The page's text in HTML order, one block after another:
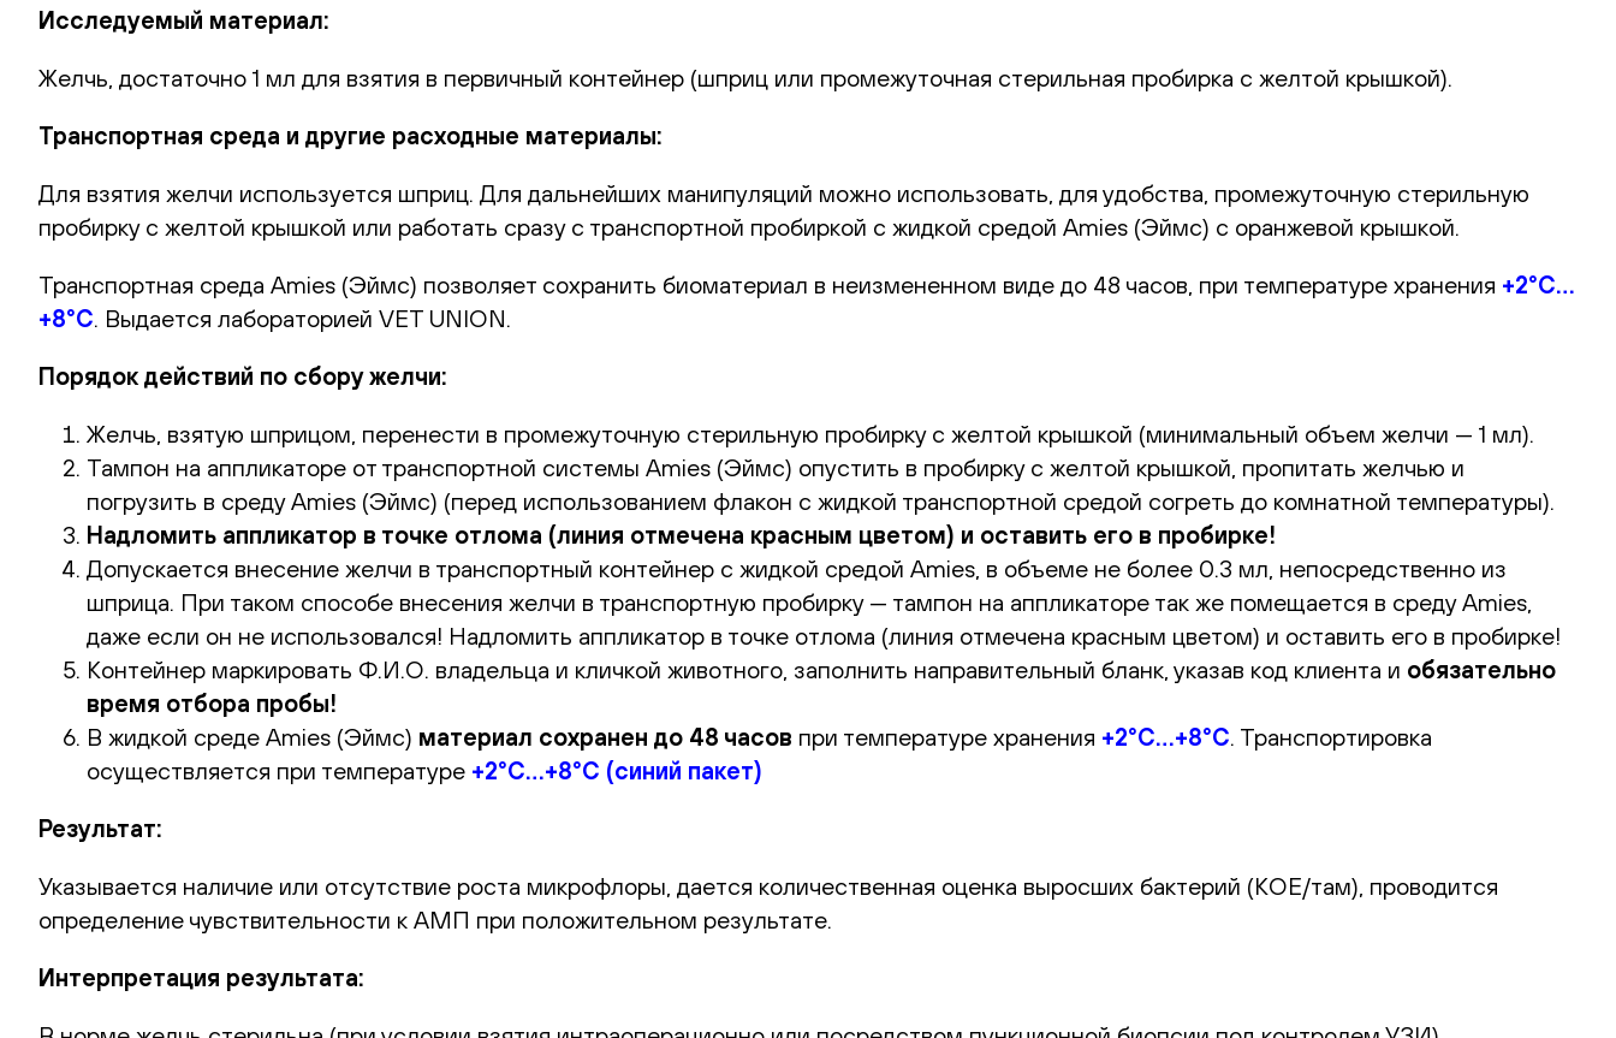
Исследуемый материал:
Желчь, достаточно 1 мл для взятия в первичный контейнер (шприц или промежуточная стерильная пробирка с желтой крышкой).
Транспортная среда и другие расходные материалы:
Для взятия желчи используется шприц. Для дальнейших манипуляций можно использовать, для удобства, промежуточную стерильную
пробирку с желтой крышкой или работать сразу с транспортной пробиркой с жидкой средой Amies (Эймс) с оранжевой крышкой.
Транспортная среда Amies (Эймс) позволяет сохранить биоматериал в неизмененном виде до 48 часов, при температуре хранения +2°С…
+8°С . Выдается лабораторией VET UNION.
Порядок действий по сбору желчи:
Желчь, взятую шприцом, перенести в промежуточную стерильную пробирку с желтой крышкой (минимальный объем желчи — 1 мл).
Тампон на аппликаторе от транспортной системы Amies (Эймс) опустить в пробирку с желтой крышкой, пропитать желчью и
погрузить в среду Amies (Эймс) (перед использованием флакон с жидкой транспортной средой согреть до комнатной температуры).
Надломить аппликатор в точке отлома (линия отмечена красным цветом) и оставить его в пробирке!
Допускается внесение желчи в транспортный контейнер с жидкой средой Amies, в объеме не более 0.3 мл, непосредственно из
шприца. При таком способе внесения желчи в транспортную пробирку — тампон на аппликаторе так же помещается в среду Amies,
даже если он не использовался! Надломить аппликатор в точке отлома (линия отмечена красным цветом) и оставить его в пробирке!
Контейнер маркировать Ф.И.О. владельца и кличкой животного, заполнить направительный бланк, указав код клиента и обязательно
время отбора пробы!
В жидкой среде Amies (Эймс) материал сохранен до 48 часов при температуре хранения +2°С…+8°С . Транспортировка
осуществляется при температуре +2°С…+8°С (синий пакет)
Результат:
Указывается наличие или отсутствие роста микрофлоры, дается количественная оценка выросших бактерий (КОЕ/там), проводится
определение чувствительности к АМП при положительном результате.
Интерпретация результата: